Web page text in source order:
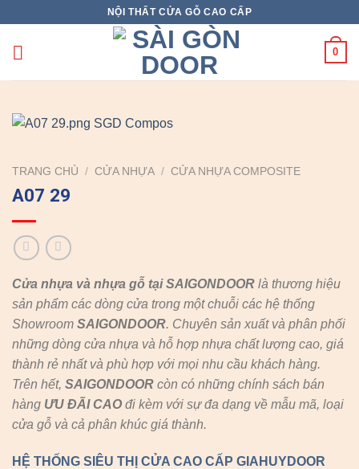
content
NỘI THẤT CỬA GỖ CAO CẤP
0
TRANG CHỦ / CỬA NHỰA / CỬA NHỰA COMPOSITE
A07 29
Cửa nhựa và nhựa gỗ tại SAIGONDOOR là thương hiệu
sản phẩm các dòng cửa trong một chuỗi các hệ thống
Showroom SAIGONDOOR. Chuyên sản xuất và phân phối
những dòng cửa nhựa và hỗ hợp nhựa chất lượng cao, giá
thành rẻ nhất và phù hợp với mọi nhu cầu khách hàng.
Trên hết, SAIGONDOOR còn có những chính sách bán
hàng ƯU ĐÃI CAO đi kèm với sự đa dạng về mẫu mã, loại
cửa gỗ và cả phân khúc giá thành.
HỆ THỐNG SIÊU THỊ CỬA CAO CẤP GIAHUYDOOR